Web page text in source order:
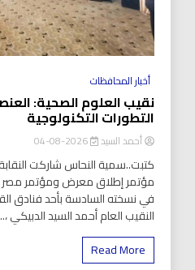
أخبار المحافظات
نقيب العلوم الصحية:
التطورات التكنولوجية
أحمد السيد 2026-08-04
كتبت..سمية النحاس شاركت
مؤتمر إطلاق معرض ومؤتمر مصر
في نسخته السادسة بأحد فنادق
النقيب العام أحمد السيد الدبيكي
Read More